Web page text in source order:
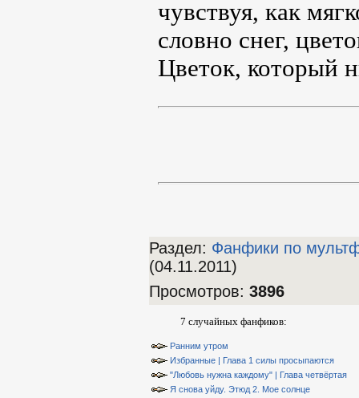
чувствуя, как
словно снег,
Цветок, который
Раздел: Фанфики по
(04.11.2011)
Просмотров: 3896
7 случайных фанфиков:
Ранним утром
Избранные | Глава 1 силы просыпаются
"Любовь нужна каждому" | Глава четвёртая
Я снова уйду. Этюд 2. Мое солнце